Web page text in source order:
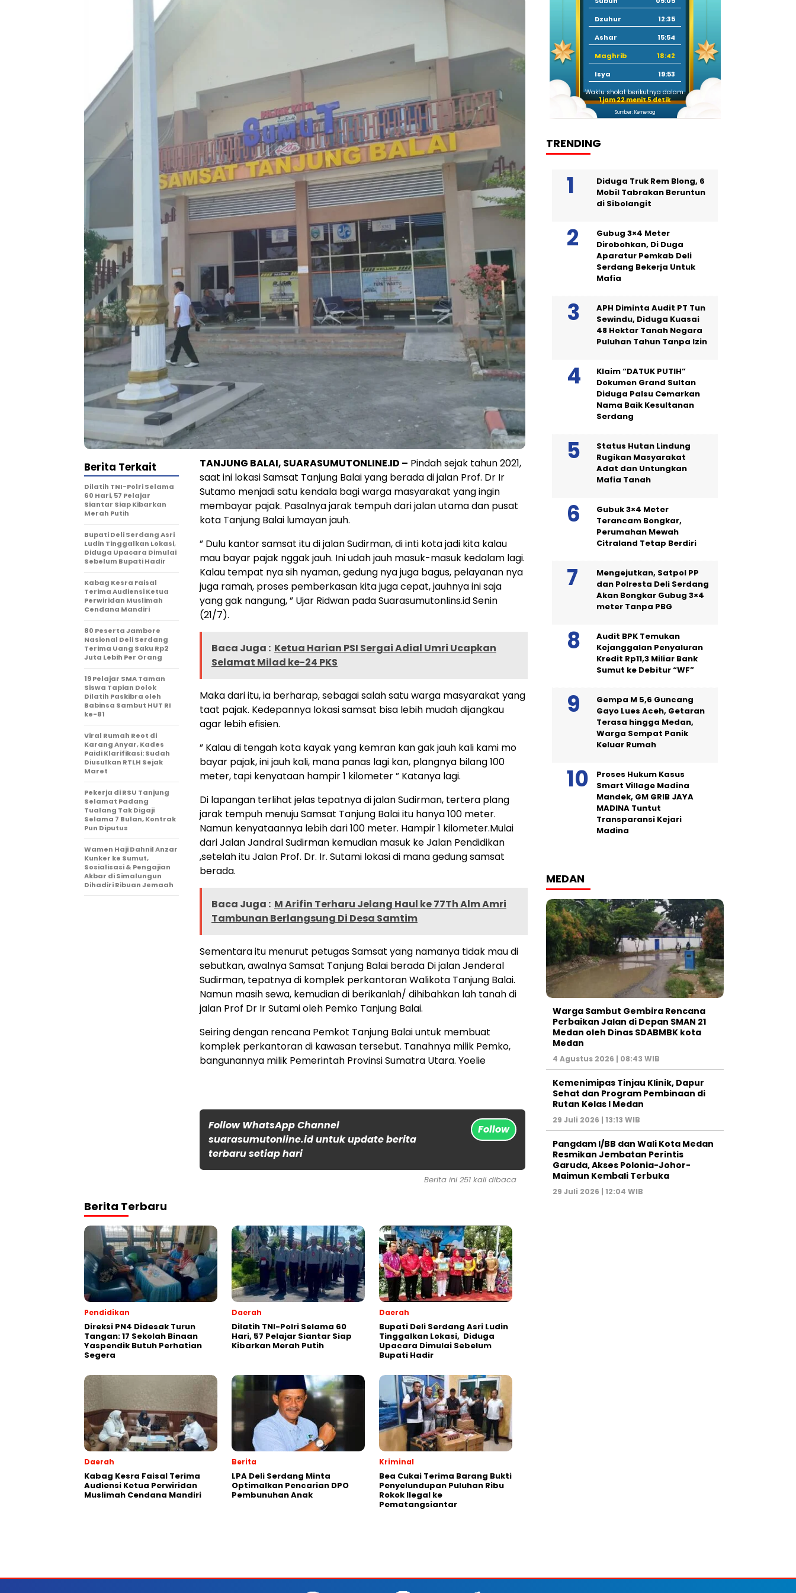
TANJUNG BALAI, SUARASUMUTONLINE.ID – Pindah sejak tahun 2021,
saat ini lokasi Samsat Tanjung Balai yang berada di jalan Prof. Dr Ir
Sutamo menjadi satu kendala bagi warga masyarakat yang ingin
membayar pajak. Pasalnya jarak tempuh dari jalan utama dan pusat
kota Tanjung Balai lumayan jauh.
” Dulu kantor samsat itu di jalan Sudirman, di inti kota jadi kita kalau
mau bayar pajak nggak jauh. Ini udah jauh masuk-masuk kedalam lagi.
Kalau tempat nya sih nyaman, gedung nya juga bagus, pelayanan nya
juga ramah, proses pemberkasan kita juga cepat, jauhnya ini saja
yang gak nangung, ” Ujar Ridwan pada Suarasumutonlins.id Senin
(21/7).
Baca Juga : Ketua Harian PSI Sergai Adial Umri Ucapkan
Selamat Milad ke-24 PKS
Maka dari itu, ia berharap, sebagai salah satu warga masyarakat yang
taat pajak. Kedepannya lokasi samsat bisa lebih mudah dijangkau
agar lebih efisien.
” Kalau di tengah kota kayak yang kemran kan gak jauh kali kami mo
bayar pajak, ini jauh kali, mana panas lagi kan, plangnya bilang 100
meter, tapi kenyataan hampir 1 kilometer ” Katanya lagi.
Di lapangan terlihat jelas tepatnya di jalan Sudirman, tertera plang
jarak tempuh menuju Samsat Tanjung Balai itu hanya 100 meter.
Namun kenyataannya lebih dari 100 meter. Hampir 1 kilometer.Mulai
dari Jalan Jandral Sudirman kemudian masuk ke Jalan Pendidikan
,setelah itu Jalan Prof. Dr. Ir. Sutami lokasi di mana gedung samsat
berada.
Baca Juga : M Arifin Terharu Jelang Haul ke 77Th Alm Amri
Tambunan Berlangsung Di Desa Samtim
Sementara itu menurut petugas Samsat yang namanya tidak mau di
sebutkan, awalnya Samsat Tanjung Balai berada Di jalan Jenderal
Sudirman, tepatnya di komplek perkantoran Walikota Tanjung Balai.
Namun masih sewa, kemudian di berikanlah/ dihibahkan lah tanah di
jalan Prof Dr Ir Sutami oleh Pemko Tanjung Balai.
Seiring dengan rencana Pemkot Tanjung Balai untuk membuat
komplek perkantoran di kawasan tersebut. Tanahnya milik Pemko,
bangunannya milik Pemerintah Provinsi Sumatra Utara. Yoelie
Follow WhatsApp Channel
suarasumutonline.id untuk update berita
terbaru setiap hari
Follow
Berita Terkait
Dilatih TNI-Polri Selama
60 Hari, 57 Pelajar
Siantar Siap Kibarkan
Merah Putih
Bupati Deli Serdang Asri
Ludin Tinggalkan Lokasi,
Diduga Upacara Dimulai
Sebelum Bupati Hadir
Kabag Kesra Faisal
Terima Audiensi Ketua
Perwiridan Muslimah
Cendana Mandiri
80 Peserta Jambore
Nasional Deli Serdang
Terima Uang Saku Rp2
Juta Lebih Per Orang
19 Pelajar SMA Taman
Siswa Tapian Dolok
Dilatih Paskibra oleh
Babinsa Sambut HUT RI
ke-81
Viral Rumah Reot di
Karang Anyar, Kades
Paidi Klarifikasi: Sudah
Diusulkan RTLH Sejak
Maret
Pekerja di RSU Tanjung
Selamat Padang
Tualang Tak Digaji
Selama 7 Bulan, Kontrak
Pun Diputus
Wamen Haji Dahnil Anzar
Kunker ke Sumut,
Sosialisasi & Pengajian
Akbar di Simalungun
Dihadiri Ribuan Jemaah
Berita ini 251 kali dibaca
Berita Terbaru
Pendidikan
Direksi PN4 Didesak Turun
Tangan: 17 Sekolah Binaan
Yaspendik Butuh Perhatian
Segera
Daerah
Dilatih TNI-Polri Selama 60
Hari, 57 Pelajar Siantar Siap
Kibarkan Merah Putih
Daerah
Bupati Deli Serdang Asri Ludin
Tinggalkan Lokasi, Diduga
Upacara Dimulai Sebelum
Bupati Hadir
Daerah
Kabag Kesra Faisal Terima
Audiensi Ketua Perwiridan
Muslimah Cendana Mandiri
Berita
LPA Deli Serdang Minta
Optimalkan Pencarian DPO
Pembunuhan Anak
Kriminal
Bea Cukai Terima Barang Bukti
Penyelundupan Puluhan Ribu
Rokok Ilegal ke
Pematangsiantar
Dzuhur
12:35
Ashar
15:54
Maghrib
18:42
Isya
19:53
Waktu sholat berikutnya dalam:
1 jam 22 menit 4 detik
Sumber: Kemenag
TRENDING
Diduga Truk Rem Blong, 6
Mobil Tabrakan Beruntun
di Sibolangit
Gubug 3×4 Meter
Dirobohkan, Di Duga
Aparatur Pemkab Deli
Serdang Bekerja Untuk
Mafia
APH Diminta Audit PT Tun
Sewindu, Diduga Kuasai
48 Hektar Tanah Negara
Puluhan Tahun Tanpa Izin
Klaim “DATUK PUTIH”
Dokumen Grand Sultan
Diduga Palsu Cemarkan
Nama Baik Kesultanan
Serdang
Status Hutan Lindung
Rugikan Masyarakat
Adat dan Untungkan
Mafia Tanah
Gubuk 3×4 Meter
Terancam Bongkar,
Perumahan Mewah
Citraland Tetap Berdiri
Mengejutkan, Satpol PP
dan Polresta Deli Serdang
Akan Bongkar Gubug 3×4
meter Tanpa PBG
Audit BPK Temukan
Kejanggalan Penyaluran
Kredit Rp11,3 Miliar Bank
Sumut ke Debitur “WF”
Gempa M 5,6 Guncang
Gayo Lues Aceh, Getaran
Terasa hingga Medan,
Warga Sempat Panik
Keluar Rumah
Proses Hukum Kasus
Smart Village Madina
Mandek, GM GRIB JAYA
MADINA Tuntut
Transparansi Kejari
Madina
MEDAN
Warga Sambut Gembira Rencana
Perbaikan Jalan di Depan SMAN 21
Medan oleh Dinas SDABMBK kota
Medan
4 Agustus 2026 | 08:43 WIB
Kemenimipas Tinjau Klinik, Dapur
Sehat dan Program Pembinaan di
Rutan Kelas I Medan
29 Juli 2026 | 13:13 WIB
Pangdam I/BB dan Wali Kota Medan
Resmikan Jembatan Perintis
Garuda, Akses Polonia-Johor-
Maimun Kembali Terbuka
29 Juli 2026 | 12:04 WIB